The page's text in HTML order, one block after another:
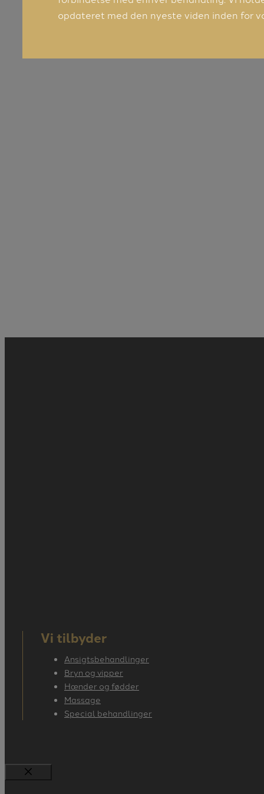
opdateret med den nyeste viden inden for
Vi tilbyder
Ansigtsbehandlinger
Bryn og vipper
Hænder og fødder
Massage
Special behandlinger